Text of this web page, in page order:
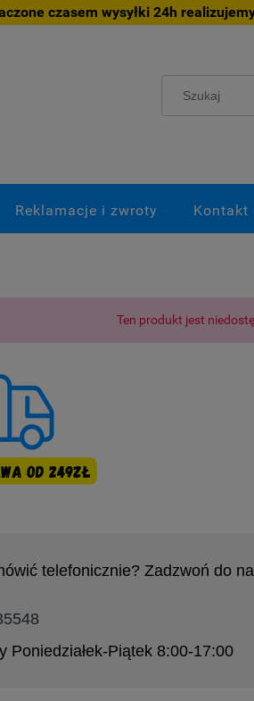
czasem wysyłki 24h
Reklamacje i zwroty Kontakt
Ten produkt jest
telefonicznie? Zadzwoń do
Poniedziałek-Piątek 8:00-17:00